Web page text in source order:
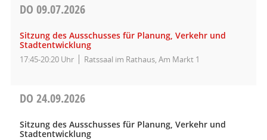
DO 09.07.2026
Sitzung des Ausschusses für Planung, Verkehr und
Stadtentwicklung
17:45-20:20 Uhr Ratssaal im Rathaus, Am Markt 1
DO 24.09.2026
Sitzung des Ausschusses für Planung, Verkehr und
Stadtentwicklung